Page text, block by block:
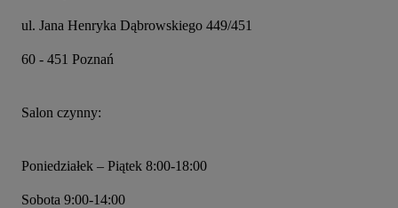
ul. Jana Henryka Dąbrowskiego 449/451
60 - 451 Poznań
Salon czynny:
Poniedziałek – Piątek 8:00-18:00
Sobota 9:00-14:00